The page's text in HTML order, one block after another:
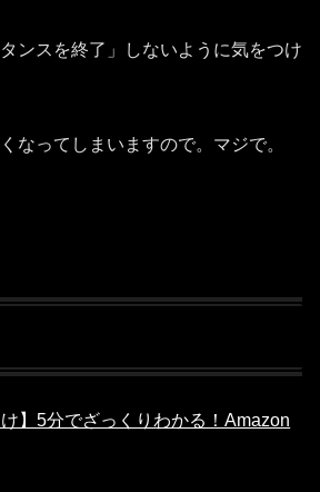
ンスを終了」しないように気をつけ
なってしまいますので。マジで。
け】5分でざっくりわかる！Amazon